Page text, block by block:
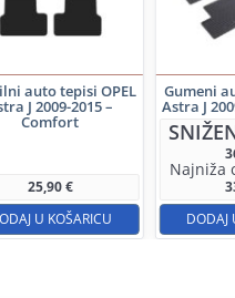
auto tepisi OPEL
J 2009-2015 –
Comfort
25,90€
U KOŠARICU
Gumeni
Astra J
Najniža
DODAJ